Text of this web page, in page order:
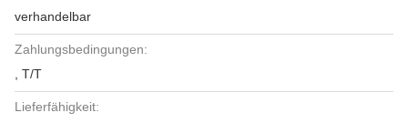
verhandelbar
Zahlungsbedingungen:
, T/T
Lieferfähigkeit: